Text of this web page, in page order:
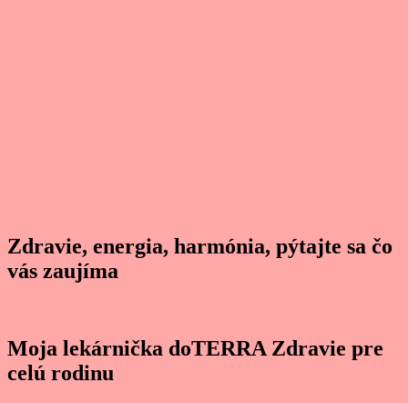
Zdravie, energia, harmónia, pýtajte sa čo
vás zaujíma
Moja lekárnička doTERRA Zdravie pre
celú rodinu